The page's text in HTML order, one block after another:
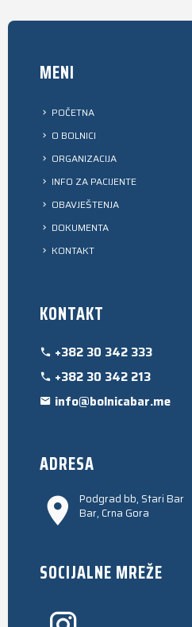
MENI
POČETNA
O BOLNICI
ORGANIZACIJA
INFO ZA PACIJENTE
OBAVJEŠTENJA
DOKUMENTA
KONTAKT
KONTAKT
+382 30 342 333
+382 30 342 213
info@bolnicabar.me
ADRESA
Podgrad bb, Stari Bar
Bar, Crna Gora
SOCIJALNE MREŽE